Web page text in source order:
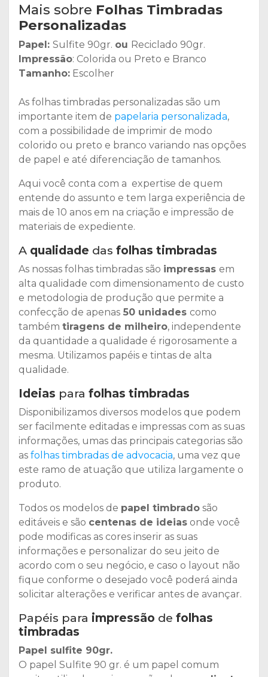
Mais sobre Folhas Timbradas
Personalizadas
Papel: Sulfite 90gr. ou Reciclado 90gr.
Impressão: Colorida ou Preto e Branco
Tamanho: Escolher
As folhas timbradas personalizadas são um
importante item de papelaria personalizada,
com a possibilidade de imprimir de modo
colorido ou preto e branco variando nas opções
de papel e até diferenciação de tamanhos.
Aqui você conta com a expertise de quem
entende do assunto e tem larga experiência de
mais de 10 anos em na criação e impressão de
materiais de expediente.
A qualidade das folhas timbradas
As nossas folhas timbradas são impressas em
alta qualidade com dimensionamento de custo
e metodologia de produção que permite a
confecção de apenas 50 unidades como
também tiragens de milheiro, independente
da quantidade a qualidade é rigorosamente a
mesma. Utilizamos papéis e tintas de alta
qualidade.
Ideias para folhas timbradas
Disponibilizamos diversos modelos que podem
ser facilmente editadas e impressas com as suas
informações, umas das principais categorias são
as folhas timbradas de advocacia, uma vez que
este ramo de atuação que utiliza largamente o
produto.
Todos os modelos de papel timbrado são
editáveis e são centenas de ideias onde você
pode modificas as cores inserir as suas
informações e personalizar do seu jeito de
acordo com o seu negócio, e caso o layout não
fique conforme o desejado você poderá ainda
solicitar alterações e verificar antes de avançar.
Papéis para impressão de folhas
timbradas
Papel sulfite 90gr.
O papel Sulfite 90 gr. é um papel comum